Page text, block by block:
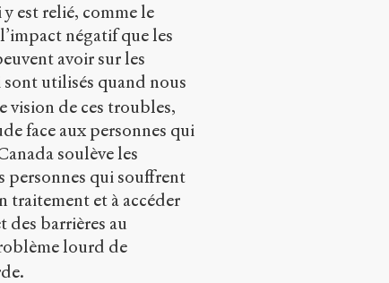
est relié, comme le
négatif que les
avoir sur les
sont utilisés quand nous
vision de ces troubles,
face aux personnes qui
soulève les
personnes qui souffrent
traitement et à accéder
des barrières au
lourd de